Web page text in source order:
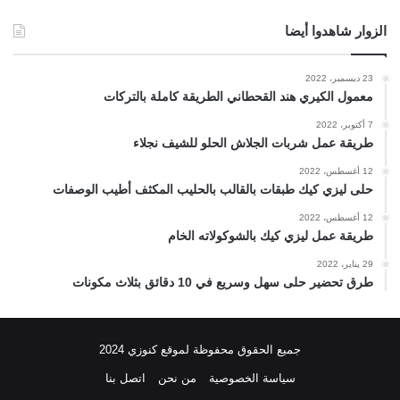
الزوار شاهدوا أيضا
23 ديسمبر، 2022
معمول الكيري هند القحطاني الطريقة كاملة بالتركات
7 أكتوبر، 2022
طريقة عمل شربات الجلاش الحلو للشيف نجلاء
12 أغسطس، 2022
حلى ليزي كيك طبقات بالقالب بالحليب المكثف أطيب الوصفات
12 أغسطس، 2022
طريقة عمل ليزي كيك بالشوكولاته الخام
29 يناير، 2022
طرق تحضير حلى سهل وسريع في 10 دقائق بثلاث مكونات
جميع الحقوق محفوظة لموقع كنوزي 2024
سياسة الخصوصية من نحن اتصل بنا